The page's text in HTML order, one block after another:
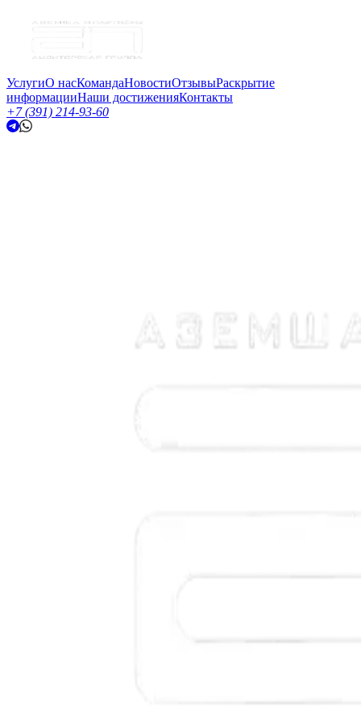
УслугиО насКомандаНовостиОтзывыРаскрытие
информацииНаши достиженияКонтакты
+7 (391) 214-93-60